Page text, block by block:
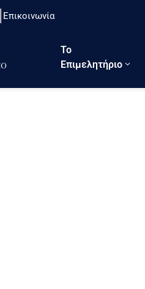
Επικοινωνία
Το
Eπιμελητήριο